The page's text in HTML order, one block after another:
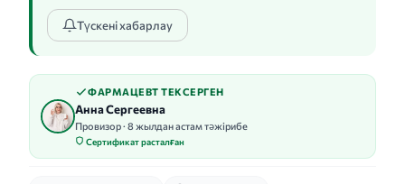
Түскені хабарлау
ФАРМАЦЕВТ ТЕКСЕРГЕН
Анна Сергеевна
Провизор · 8 жылдан астам тәжірибе
Сертификат расталған